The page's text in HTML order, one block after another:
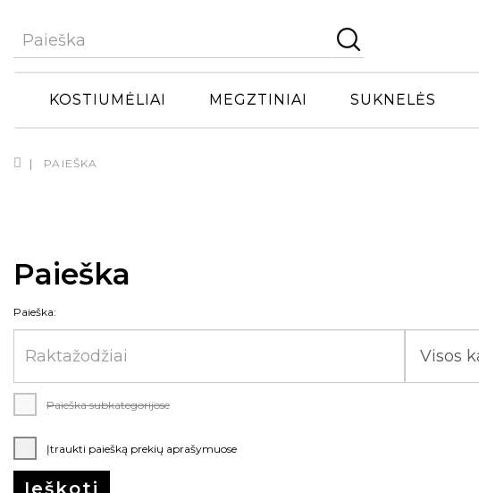
KOSTIUMĖLIAI MEGZTINIAI SUKNELĖS
PAIEŠKA
Paieška
Paieška:
Paieška subkategorijose
Įtraukti paiešką prekių aprašymuose